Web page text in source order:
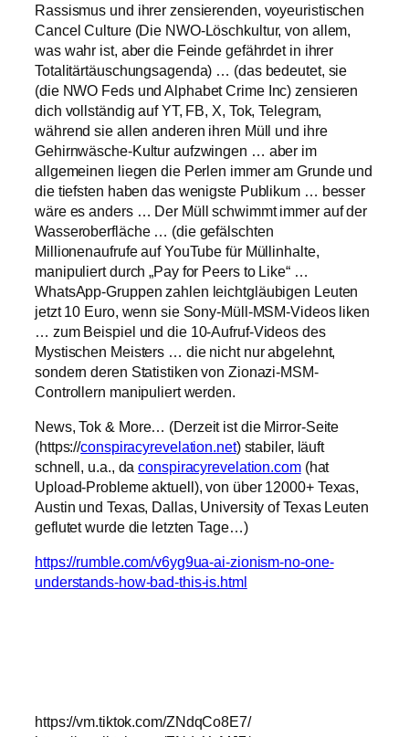
Rassismus und ihrer zensierenden, voyeuristischen
Cancel Culture (Die NWO-Löschkultur, von allem,
was wahr ist, aber die Feinde gefährdet in ihrer
Totalitärtäuschungsagenda) … (das bedeutet, sie
(die NWO Feds und Alphabet Crime Inc) zensieren
dich vollständig auf YT, FB, X, Tok, Telegram,
während sie allen anderen ihren Müll und ihre
Gehirnwäsche-Kultur aufzwingen … aber im
allgemeinen liegen die Perlen immer am Grunde und
die tiefsten haben das wenigste Publikum … besser
wäre es anders … Der Müll schwimmt immer auf der
Wasseroberfläche … (die gefälschten
Millionenaufrufe auf YouTube für Müllinhalte,
manipuliert durch „Pay for Peers to Like“ …
WhatsApp-Gruppen zahlen leichtgläubigen Leuten
jetzt 10 Euro, wenn sie Sony-Müll-MSM-Videos liken
… zum Beispiel und die 10-Aufruf-Videos des
Mystischen Meisters … die nicht nur abgelehnt,
sondern deren Statistiken von Zionazi-MSM-
Controllern manipuliert werden.
News, Tok & More… (Derzeit ist die Mirror-Seite
(https://conspiracyrevelation.net) stabiler, läuft
schnell, u.a., daconspiracyrevelation.com(hat
Upload-Probleme aktuell), von über 12000+ Texas,
Austin und Texas, Dallas, University of Texas Leuten
geflutet wurde die letzten Tage…)
https://rumble.com/v6yg9ua-ai-zionism-no-one-
understands-how-bad-this-is.html
https://vm.tiktok.com/ZNdqCo8E7/